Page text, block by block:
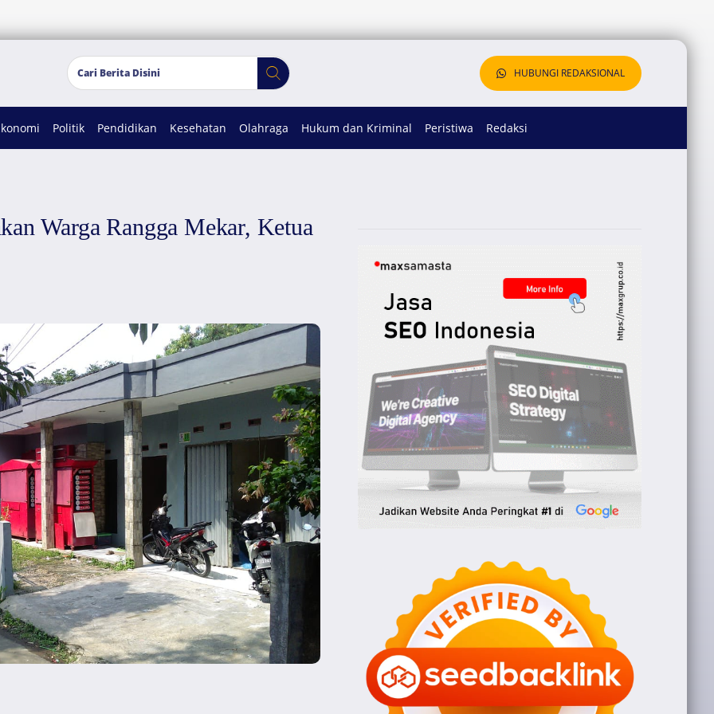
HUBUNGI REDAKSIONAL
Politik Pendidikan Kesehatan Olahraga Hukum dan Kriminal Peristiwa Redaksi
Warga Rangga Mekar, Ketua